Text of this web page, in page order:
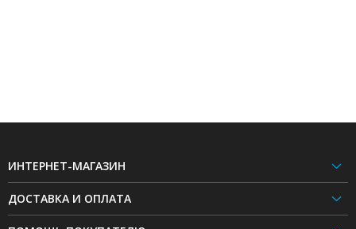
ИНТЕРНЕТ-МАГАЗИН
ДОСТАВКА И ОПЛАТА